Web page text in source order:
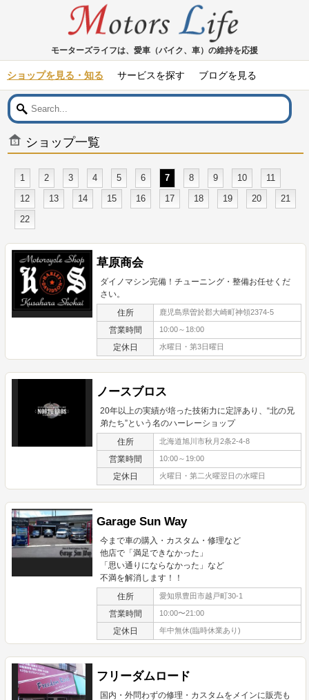
モーターズライフは、愛車（バイク、車）の維持を応援
ショップを見る・知る サービスを探す ブログを見る
ショップ一覧
1 2 3 4 5 6 7 8 9 10
11
12
13 14 15 16 17 18 19 20
21
22
草原商会
ダイノマシン完備！チューニング・整備お任せくだ
さい。
住所 鹿児島県曽於郡大崎町神領2374-5
営業時間 10:00～18:00
定休日 水曜日・第3日曜日
ノースブロス
20年以上の実績が培った技術力に定評あり、“北の兄
弟たち”という名のハーレーショップ
住所 北海道旭川市秋月2条2-4-8
営業時間 10:00～19:00
定休日 火曜日・第二火曜翌日の水曜日
Garage Sun Way
今まで車の購入・カスタム・修理など
他店で「満足できなかった」
「思い通りにならなかった」など
不満を解消します！！
住所 愛知県豊田市越戸町30-1
営業時間 10:00〜21:00
定休日 年中無休(臨時休業あり)
フリーダムロード
国内・外問わずの修理・カスタムをメインに販売も